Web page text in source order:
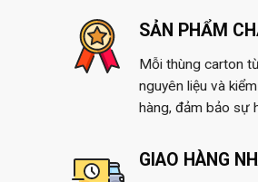
SẢN PHẨM
Mỗi thùng carton
nguyên liệu và
hàng, đảm bảo sự
GIAO HÀNG